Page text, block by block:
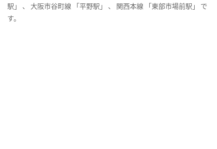
駅」 、 大阪市谷町線 「平野駅」 、 関西本線 「東部市場前駅」 で
す。